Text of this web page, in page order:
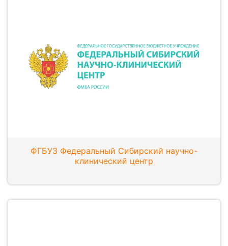
ФГБУЗ Федеральный Сибирский научно-
клинический центр